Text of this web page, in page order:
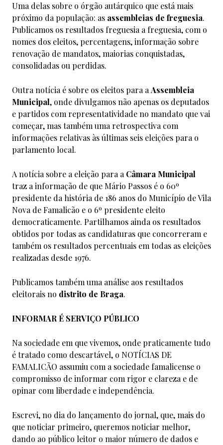
Uma delas sobre o órgão autárquico que está mais
próximo da população: as assembleias de freguesia.
Publicamos os resultados freguesia a freguesia, com o
nomes dos eleitos, percentagens, informação sobre
renovação de mandatos, maiorias conquistadas,
consolidadas ou perdidas.
Outra notícia é sobre os eleitos para a Assembleia
Municipal, onde divulgamos não apenas os deputados
e partidos com representatividade no mandato que vai
começar, mas também uma retrospectiva com
informações relativas às últimas seis eleições para o
parlamento local.
A notícia sobre a eleição para a Câmara Municipal
traz a informação de que Mário Passos é o 60º
presidente da história de 186 anos do Município de Vila
Nova de Famalicão e o 6º presidente eleito
democraticamente. Partilhamos ainda os resultados
obtidos por todas as candidaturas que concorreram e
também os resultados percentuais em todas as eleições
realizadas desde 1976.
Publicamos também uma análise aos resultados
eleitorais no distrito de Braga.
INFORMAR É SERVIÇO PÚBLICO
Na sociedade em que vivemos, onde praticamente tudo
é tratado como descartável, o NOTÍCIAS DE
FAMALICÃO assumiu com a sociedade famalicense o
compromisso de informar com rigor e clareza e de
opinar com liberdade e independência.
Escrevi, no dia do lançamento do jornal, que, mais do
que noticiar primeiro, queremos noticiar melhor,
dando ao público leitor o maior número de dados e